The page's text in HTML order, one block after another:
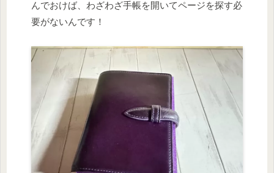
んでおけば、わざわざ手帳を開いてページを探す必
要がないんです！